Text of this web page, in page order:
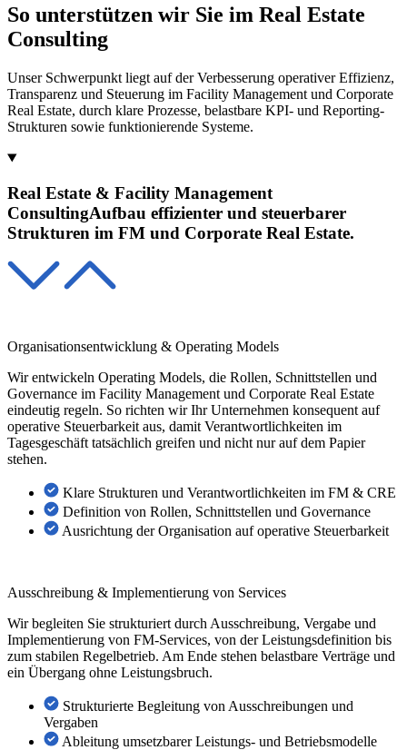
So unterstützen wir Sie im Real Estate
Consulting
Unser Schwerpunkt liegt auf der Verbesserung operativer Effizienz,
Transparenz und Steuerung im Facility Management und Corporate
Real Estate, durch klare Prozesse, belastbare KPI- und Reporting-
Strukturen sowie funktionierende Systeme.
Real Estate & Facility Management
ConsultingAufbau effizienter und steuerbarer
Strukturen im FM und Corporate Real Estate.
Organisationsentwicklung & Operating Models
Wir entwickeln Operating Models, die Rollen, Schnittstellen und
Governance im Facility Management und Corporate Real Estate
eindeutig regeln. So richten wir Ihr Unternehmen konsequent auf
operative Steuerbarkeit aus, damit Verantwortlichkeiten im
Tagesgeschäft tatsächlich greifen und nicht nur auf dem Papier
stehen.
Klare Strukturen und Verantwortlichkeiten im FM & CRE
Definition von Rollen, Schnittstellen und Governance
Ausrichtung der Organisation auf operative Steuerbarkeit
Ausschreibung & Implementierung von Services
Wir begleiten Sie strukturiert durch Ausschreibung, Vergabe und
Implementierung von FM-Services, von der Leistungsdefinition bis
zum stabilen Regelbetrieb. Am Ende stehen belastbare Verträge und
ein Übergang ohne Leistungsbruch.
Strukturierte Begleitung von Ausschreibungen und
Vergaben
Ableitung umsetzbarer Leistungs- und Betriebsmodelle